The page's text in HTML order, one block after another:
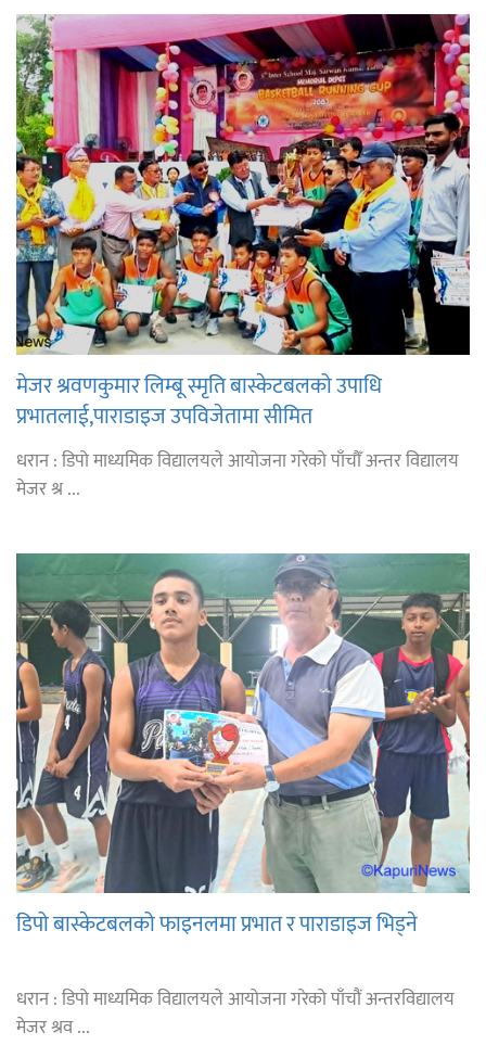
मेजर श्रवणकुमार लिम्बू स्मृति बास्केटबलको उपाधि
प्रभातलाई,पाराडाइज उपविजेतामा सीमित
धरान : डिपो माध्यमिक विद्यालयले आयोजना गरेको पाँचौँ अन्तर विद्यालय
मेजर श्र ...
डिपो बास्केटबलको फाइनलमा प्रभात र पाराडाइज भिड्ने
धरान : डिपो माध्यमिक विद्यालयले आयोजना गरेको पाँचौं अन्तरविद्यालय
मेजर श्रव ...